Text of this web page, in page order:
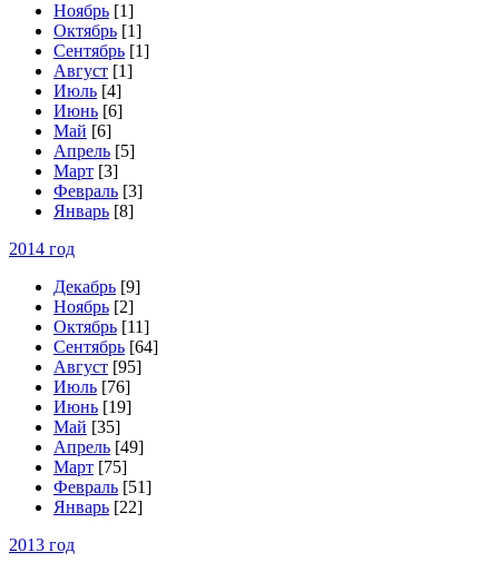
Ноябрь [1]
Октябрь [1]
Сентябрь [1]
Август [1]
Июль [4]
Июнь [6]
Май [6]
Апрель [5]
Март [3]
Февраль [3]
Январь [8]
2014 год
Декабрь [9]
Ноябрь [2]
Октябрь [11]
Сентябрь [64]
Август [95]
Июль [76]
Июнь [19]
Май [35]
Апрель [49]
Март [75]
Февраль [51]
Январь [22]
2013 год